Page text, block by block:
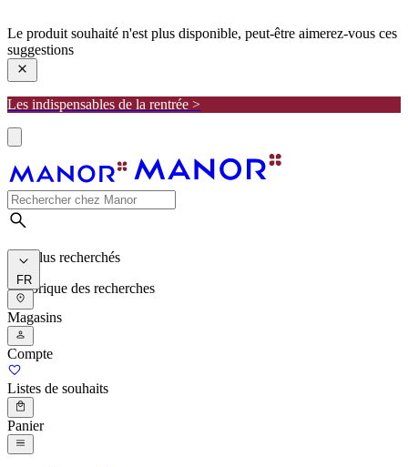
Le produit souhaité n'est plus disponible, peut-être aimerez-vous ces
suggestions
Les indispensables de la rentrée >
Les plus recherchés
Historique des recherches
FR
Magasins
Compte
Listes de souhaits
Panier